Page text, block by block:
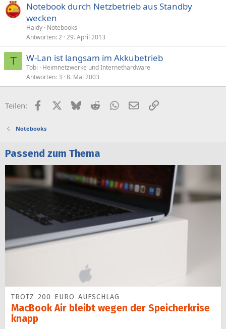
Notebook durch Netzbetrieb aus Standby
wecken
Haidy Notebooks
Antworten 2 29. April 2013
T W-Lan ist langsam im Akkubetrieb
Tobi
Heimnetzwerke und Internethardware
Antworten 3 8. Mai 2003
Teilen: FacebookX (Twitter)
BlueskyRedditWhatsApp
E-MailLink
Notebooks
Passend zum Thema
TROTZ 200 EURO AUFSCHLAG
MacBook Air bleibt wegen der Speicherkrise
knapp